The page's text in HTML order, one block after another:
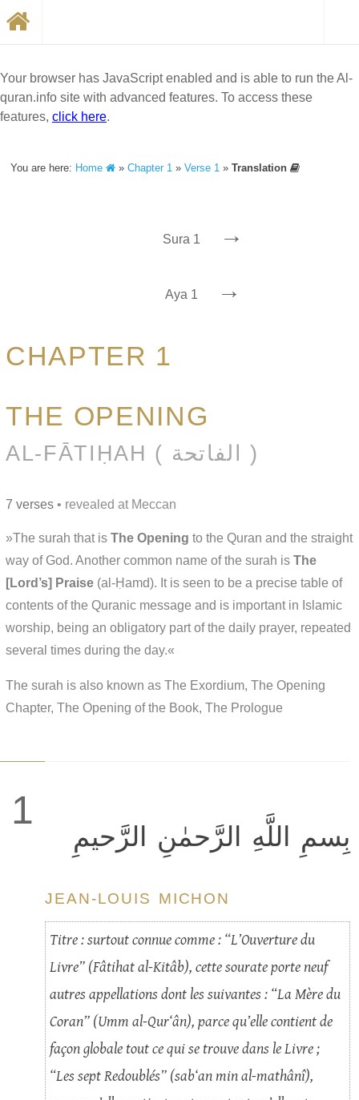
Your browser has JavaScript enabled and is able to run the Al-
quran.info site with advanced features. To access these
features, click here.
You are here: Home »Chapter 1 »Verse 1 »Translation
Sura 1 →
Aya 1 →
CHAPTER 1
THE OPENING
AL-FĀTIḤAH ( الفاتحة )
7 verses • revealed at Meccan
»The surah that is The Opening to the Quran and the straight
way of God. Another common name of the surah is The
[Lord’s] Praise (al-Ḥamd). It is seen to be a precise table of
contents of the Quranic message and is important in Islamic
worship, being an obligatory part of the daily prayer, repeated
several times during the day.«
The surah is also known as The Exordium, The Opening
Chapter, The Opening of the Book, The Prologue
1
بِسمِ اللَّهِ الرَّحمٰنِ الرَّحيمِ
JEAN-LOUIS MICHON
Titre : surtout connue comme : “L’Ouverture du
Livre” (Fâtihat al-Kitâb), cette sourate porte neuf
autres appellations dont les suivantes : “La Mère du
Coran” (Umm al-Qur‘ân), parce qu’elle contient de
façon globale tout ce qui se trouve dans le Livre ;
“Les sept Redoublés” (sab‘an min al-mathânî),